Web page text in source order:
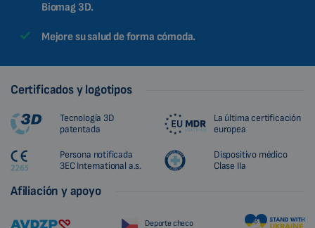
Biomag 3D.
Mejore su salud de forma cómoda.
Certificados y logotipos
Tecnología 3D
patentada
La última certificación
europea
Persona notificada
3EC International a.s.
Dispositivo médico
Clase IIa
Afiliación y apoyo
Deporte checo